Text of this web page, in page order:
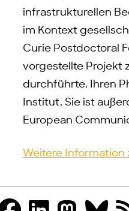
infrastrukturellen
im Kontext
Curie Postdoctoral
vorgestellte Projekt
durchführte. Ihren
Institut. Sie ist
European
Weitere Information